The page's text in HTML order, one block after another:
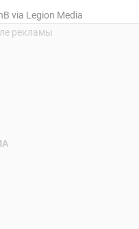
via Legion Media